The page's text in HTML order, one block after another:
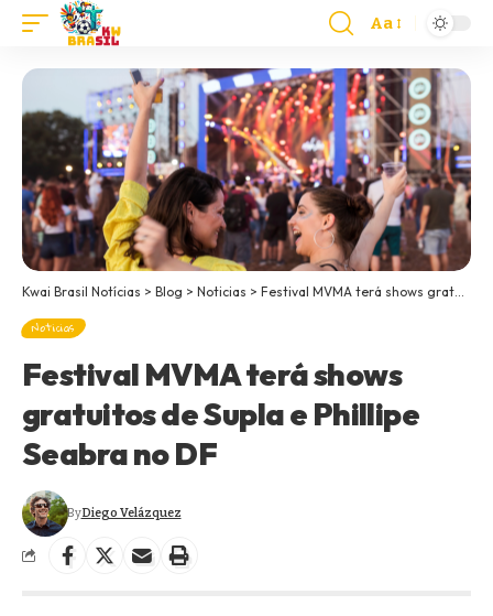
Aa
Kwai Brasil Notícias > Blog > Noticias > Festival MVMA terá shows gratuitos de Supla e Phillipe Seabra no DF
Noticias
Festival MVMA terá shows
gratuitos de Supla e Phillipe
Seabra no DF
ByDiego Velázquez